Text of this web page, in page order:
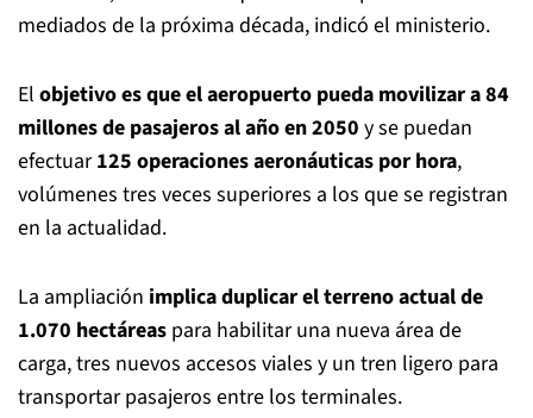
mediados de la próxima década, indicó el ministerio.
El objetivo es que el aeropuerto pueda movilizar a 84
millones de pasajeros al año en 2050 y se puedan
efectuar125 operaciones aeronáuticas por hora,
volúmenes tres veces superiores a los que se registran
en la actualidad.
La ampliación implica duplicar el terreno actual de
1.070 hectáreas para habilitar una nueva área de
carga, tres nuevos accesos viales y un tren ligero para
transportar pasajeros entre los terminales.